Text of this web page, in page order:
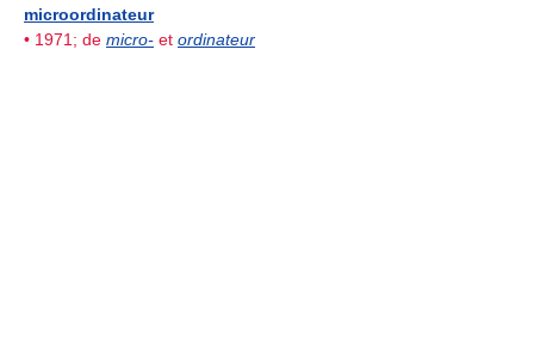
microordinateur
• 1971; de micro- et ordinateur